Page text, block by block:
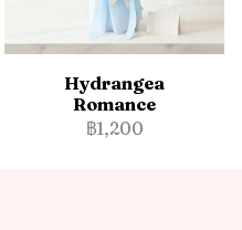
Hydrangea
Romance
฿1,200